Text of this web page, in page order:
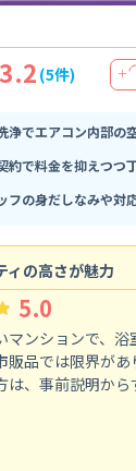
3.2 (5件) ＋
浄でエアコン内部の
約で料金を抑えつつ
フの身だしなみや対
ィの高さが魅力
5.0
マンションで、浴
販品では限界があ
は、事前説明か